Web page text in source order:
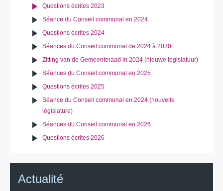
Questions écrites 2023
Séance du Conseil communal en 2024
Questions écrites 2024
Séances du Conseil communal de 2024 à 2030
Zitting van de Gemeenteraad in 2024 (nieuwe législatuur)
Séances du Conseil communal en 2025
Questions écrites 2025
Séance du Conseil communal en 2024 (nouvelle
législature)
Séances du Conseil communal en 2026
Questions écrites 2026
Actualité